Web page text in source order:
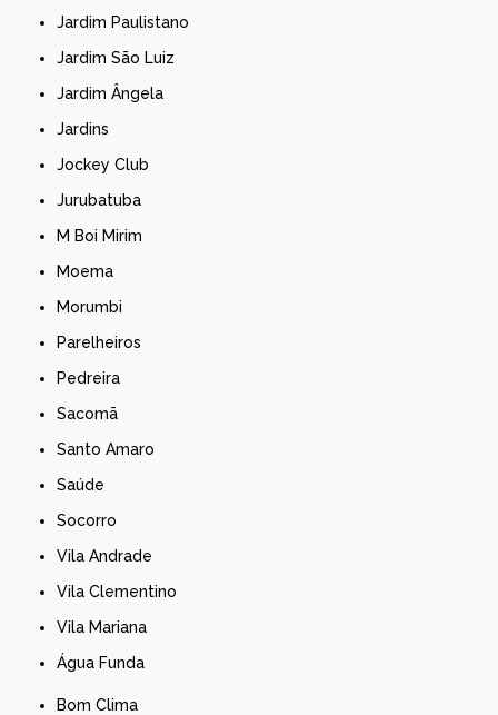
Jardim Paulistano
Jardim São Luiz
Jardim Ângela
Jardins
Jockey Club
Jurubatuba
M Boi Mirim
Moema
Morumbi
Parelheiros
Pedreira
Sacomã
Santo Amaro
Saúde
Socorro
Vila Andrade
Vila Clementino
Vila Mariana
Água Funda
Bom Clima